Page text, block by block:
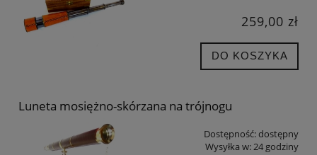
259,00 zł
DO KOSZYKA
Luneta mosiężno-skórzana na trójnogu
Dostępność:dostępny
Wysyłka w:24 godziny